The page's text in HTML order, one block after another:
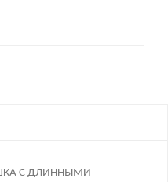
С ДЛИННЫМИ